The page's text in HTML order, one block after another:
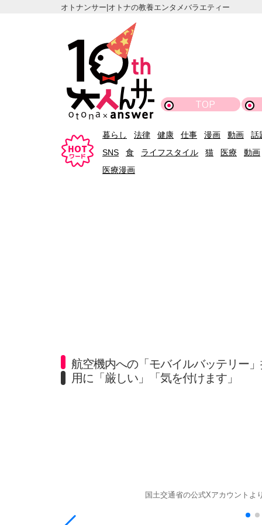
オトナンサー|オトナの教養エンタメバラエティー
TOP
暮らし 法律 健康 仕事 漫画 動画
話
SNS
食 ライフスタイル 猫 医療
動画
医療漫画
航空機内への「モバイルバッテリー
用に「厳しい」「気を付けます」
国土交通省の公式Xアカウントよ